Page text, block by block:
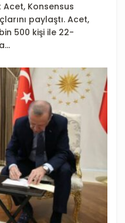
Acet, Konsensus
paylaştı. Acet,
500 kişi ile 22-